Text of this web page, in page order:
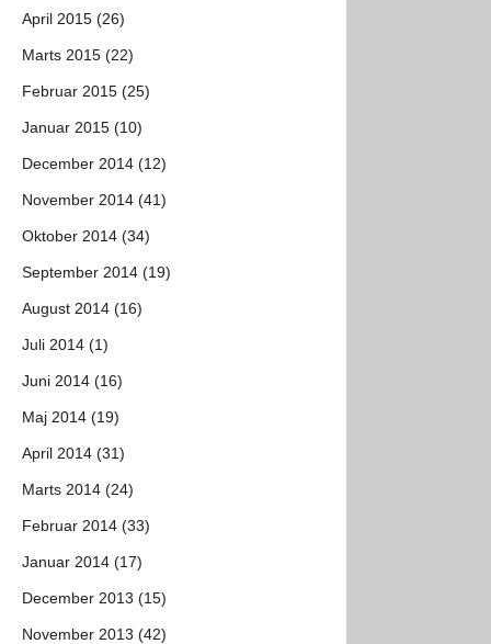
April 2015 (26)
Marts 2015 (22)
Februar 2015 (25)
Januar 2015 (10)
December 2014 (12)
November 2014 (41)
Oktober 2014 (34)
September 2014 (19)
August 2014 (16)
Juli 2014 (1)
Juni 2014 (16)
Maj 2014 (19)
April 2014 (31)
Marts 2014 (24)
Februar 2014 (33)
Januar 2014 (17)
December 2013 (15)
November 2013 (42)